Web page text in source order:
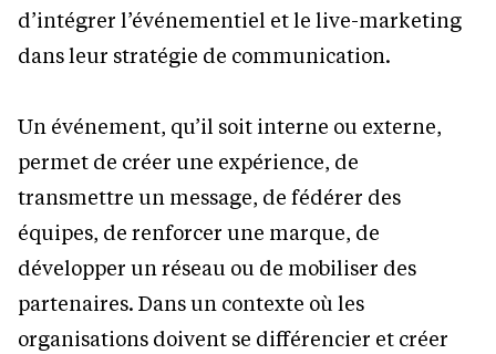
d’intégrer l’événementiel et le live-marketing
dans leur stratégie de communication.
Un événement, qu’il soit interne ou externe,
permet de créer une expérience, de
transmettre un message, de fédérer des
équipes, de renforcer une marque, de
développer un réseau ou de mobiliser des
partenaires. Dans un contexte où les
organisations doivent se différencier et créer